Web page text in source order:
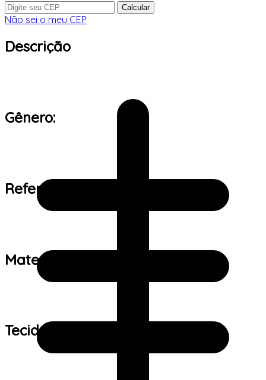
Calcular
Não sei o meu CEP
Descrição
Gênero:
Referência de tamanho:
Material:
Tecido: